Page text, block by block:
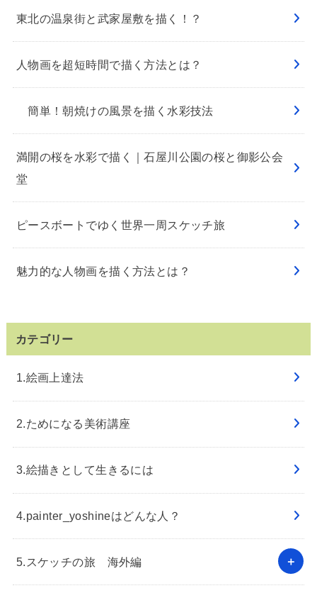
東北の温泉街と武家屋敷を描く！？
人物画を超短時間で描く方法とは？
簡単！朝焼けの風景を描く水彩技法
満開の桜を水彩で描く｜石屋川公園の桜と御影公会
堂
ピースボートでゆく世界一周スケッチ旅
魅力的な人物画を描く方法とは？
カテゴリー
1.絵画上達法
2.ためになる美術講座
3.絵描きとして生きるには
4.painter_yoshineはどんな人？
5.スケッチの旅 海外編